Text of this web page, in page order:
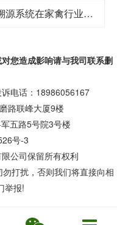
襄阳防伪标签印刷-二维码防伪溯源系统在家禽行业中的应用
您造成影响请与我司联系删
电话：18986056167
路联峰大厦9楼
五路5号院3号楼
号-3
公司保留所有权利
打扰，否则我们将直接向相
举报!